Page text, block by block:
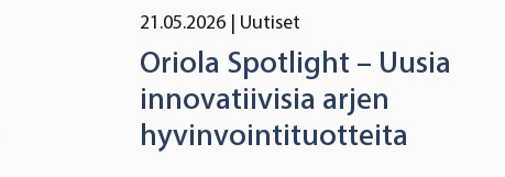
21.05.2026 | Uutiset
Oriola Spotlight – Uusia
innovatiivisia arjen
hyvinvointituotteita